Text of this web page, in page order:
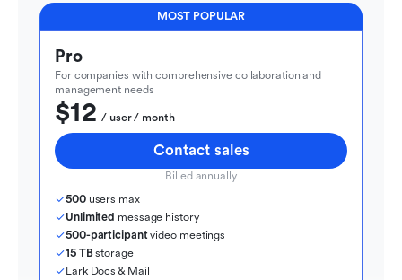
MOST POPULAR
Pro
For companies with comprehensive collaboration and
management needs
$12
  / user / month
Contact sales
Billed annually
500 users max
Unlimited message history
500-participant video meetings
15 TB storage
Lark Docs & Mail